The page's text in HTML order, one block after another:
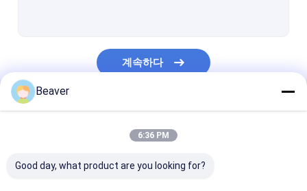
집
동영상
계속하다
Beaver
6:36 PM
Good day, what product are you looking for?